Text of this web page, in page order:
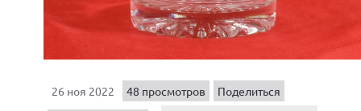
26 ноя 2022 48 просмотров
Поделиться